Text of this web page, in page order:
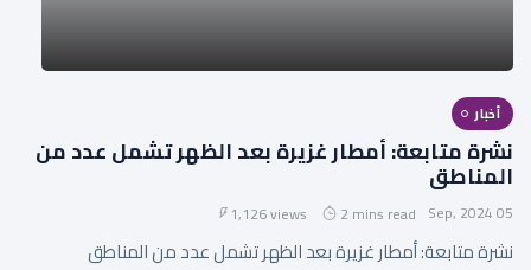
أخبار
نشرة متابعة: أمطار غزيرة بعد الظهر تشمل عدد من
المناطق
05 Sep, 2024
2 mins read
1,126 views
نشرة متابعة: أمطار غزيرة بعد الظهر تشمل عدد من المناطق